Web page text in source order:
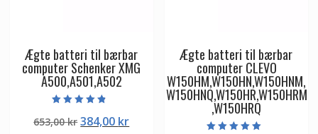
Ægte batteri til bærbar
computer Schenker XMG
A500,A501,A502
4.50
ud af 5
653,00krDen
384,00 krDen
Ægte batteri til bærbar
computer CLEVO
W150HM,W150HN,W150HNM,
W150HNQ,W150HR,W150HRM
,W150HRQ